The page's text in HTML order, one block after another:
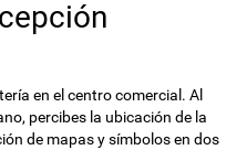
en el centro comercial. Al
percibes la ubicación de la
de mapas y símbolos en dos